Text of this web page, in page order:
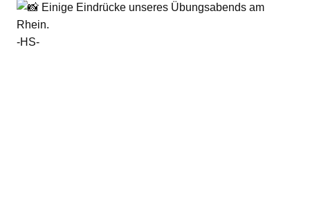
Einige Eindrücke unseres Übungsabends am
Rhein.
-HS-